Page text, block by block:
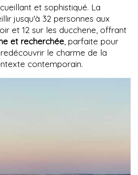
et sophistiqué. La
jusqu'à 32 personnes aux
et 12 sur les ducchene, offrant
et recherchée , parfaite pour
le charme de la
contemporain.